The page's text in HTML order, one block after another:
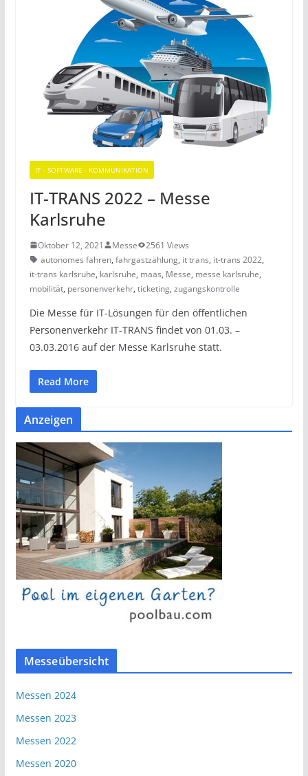
IT - SOFTWARE - KOMMUNIKATION
IT-TRANS 2022 – Messe
Karlsruhe
Oktober 12, 2021 Messe
2561 Views
autonomes fahren, fahrgastzählung, it trans, it-trans 2022,
it-trans karlsruhe, karlsruhe, maas, Messe, messe karlsruhe,
mobilität, personenverkehr, ticketing, zugangskontrolle
Die Messe für IT-Lösungen für den öffentlichen
Personenverkehr IT-TRANS findet von 01.03. –
03.03.2016 auf der Messe Karlsruhe statt.
Read More
Anzeigen
Messeübersicht
Messen 2024
Messen 2023
Messen 2022
Messen 2020